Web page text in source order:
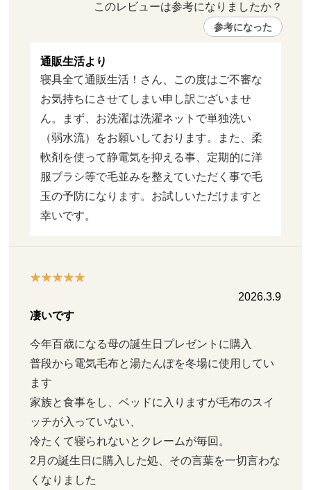
このレビューは参考になりましたか？
参考になった
通販生活より
寝具全て通販生活！さん、この度はご不審な
お気持ちにさせてしまい申し訳ございませ
ん。まず、お洗濯は洗濯ネットで単独洗い
（弱水流）をお願いしております。また、柔
軟剤を使って静電気を抑える事、定期的に洋
服ブラシ等で毛並みを整えていただく事で毛
玉の予防になります。お試しいただけますと
幸いです。
2026.3.9
凄いです
今年百歳になる母の誕生日プレゼントに購入
普段から電気毛布と湯たんぽを冬場に使用してい
ます
家族と食事をし、ベッドに入りますが毛布のスイ
ッチが入っていない、
冷たくて寝られないとクレームが毎回。
2月の誕生日に購入した処、その言葉を一切言わな
くなりました